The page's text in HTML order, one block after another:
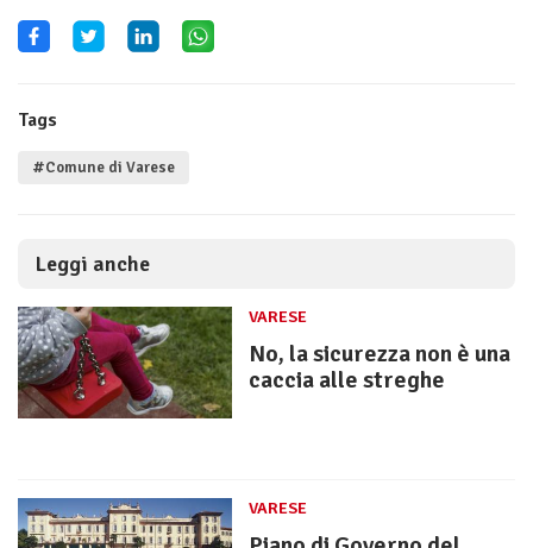
Tags
#Comune di Varese
Leggi anche
VARESE
No, la sicurezza non è una
caccia alle streghe
VARESE